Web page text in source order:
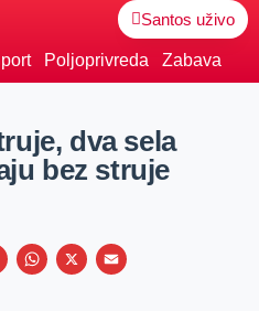
Santos uživo
Poljoprivreda Zabava
dva sela
bez struje
V
W
X
E